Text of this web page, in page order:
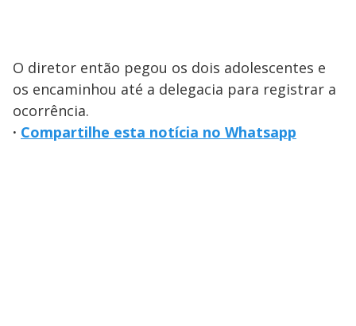
O diretor então pegou os dois adolescentes e
os encaminhou até a delegacia para registrar a
ocorrência.
· Compartilhe esta notícia no Whatsapp